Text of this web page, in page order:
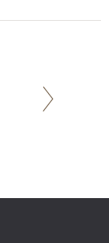
Parce qu'ils sont